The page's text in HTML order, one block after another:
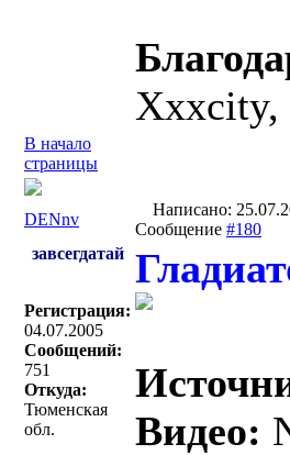
Xxxcity,
В начало
страницы
DENnv
Написано:
Сообщение #180
завсегдатай
Регистрация:
04.07.2005
Сообщений:
751
Откуда:
Тюменская
обл.
Видео: